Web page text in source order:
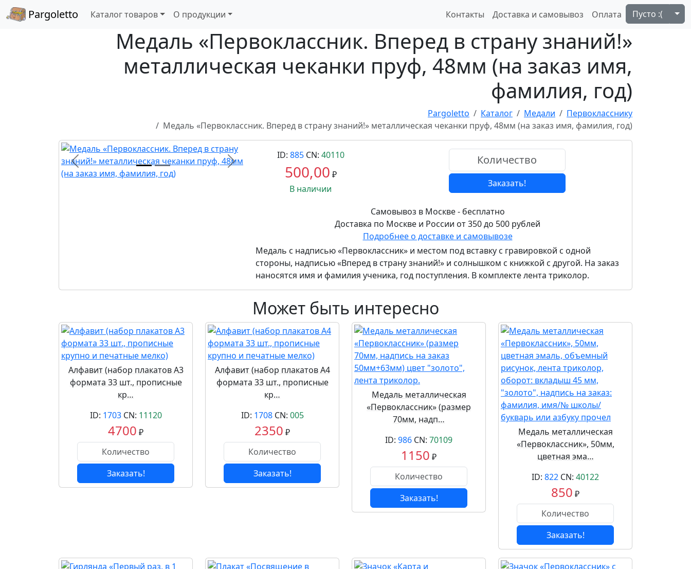
Pargoletto Каталог товаров О продукции Контакты Доставка и самовывоз Оплата Пусто :(
Медаль «Первоклассник. Вперед в страну знаний!»
металлическая чеканки пруф, 48мм (на заказ имя,
фамилия, год)
Pargoletto Каталог Медали
Первокласснику
Медаль «Первоклассник. Вперед в страну знаний!» металлическая чеканки пруф, 48мм (на заказ имя, фамилия, год)
Назад Вперед
ID: 885CN: 40110
500,00 ₽
В наличии
Заказать!
Самовывоз в Москве - бесплатно
Доставка по Москве и России от 350 до 500 рублей
Подробнее о доставке и самовывозе
Медаль с надписью «Первоклассник» и местом под вставку с гравировкой с одной
стороны, надписью «Вперед в страну знаний!» и солнышком с книжкой с другой. На заказ
наносятся имя и фамилия ученика, год поступления. В комплекте лента триколор.
Может быть интересно
Алфавит (набор плакатов А3
формата 33 шт., прописные
кр…
ID: 1703CN: 11120
4700 ₽
Заказать!
Алфавит (набор плакатов А4
формата 33 шт., прописные
кр…
ID: 1708CN: 005
2350 ₽
Заказать!
Медаль металлическая
«Первоклассник» (размер
70мм, надп…
ID: 986 CN: 70109
1150 ₽
Заказать!
Медаль металлическая
«Первоклассник», 50мм,
цветная эма…
ID: 822 CN: 40122
850 ₽
Заказать!